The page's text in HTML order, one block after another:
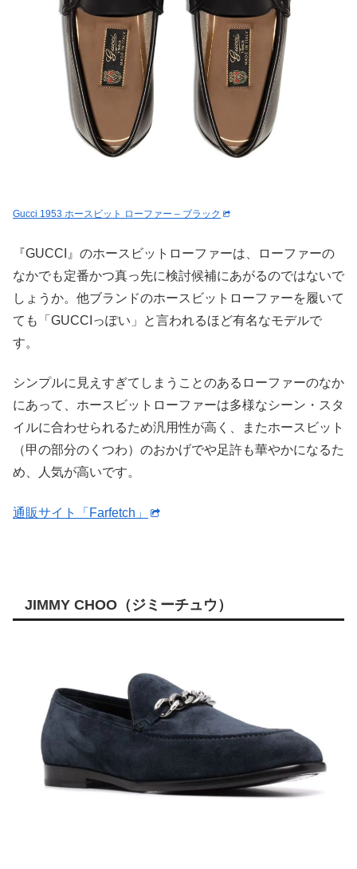
Gucci 1953 ホースビット ローファー – ブラック
『GUCCI』のホースビットローファーは、ローファーの
なかでも定番かつ真っ先に検討候補にあがるのではないで
しょうか。他ブランドのホースビットローファーを履いて
ても「GUCCIっぽい」と言われるほど有名なモデルで
す。
シンプルに見えすぎてしまうことのあるローファーのなか
にあって、ホースビットローファーは多様なシーン・スタ
イルに合わせられるため汎用性が高く、またホースビット
（甲の部分のくつわ）のおかげでや足許も華やかになるた
め、人気が高いです。
通販サイト「Farfetch」
JIMMY CHOO（ジミーチュウ）